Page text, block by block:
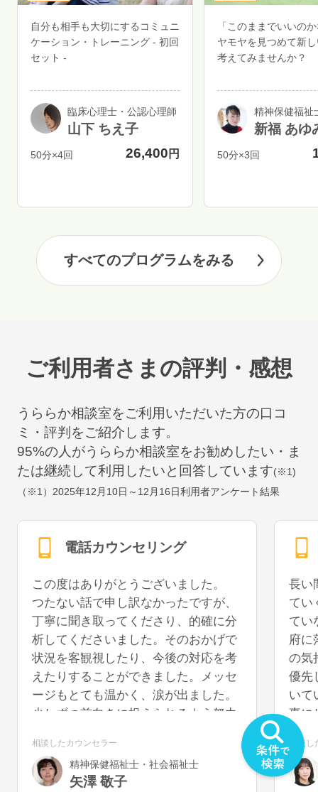
自分も相手も大切にするコミュニ
ケーション・トレーニング - 初回
セット -
臨床心理士・公認心理師
山下 ちえ子
50分×4回 26,400 円
「このままでいいの
ヤモヤを見つめて新
考えてみませんか？
精神保健福祉
新福 あゆ
50分×3回
すべてのプログラムをみる
ご利用者さまの評判・感想
うららか相談室をご利用いただいた方の口コ
ミ・評判をご紹介します。
95%の人がうららか相談室をお勧めしたい・ま
たは継続して利用したいと回答しています(※1)
（※1） 2025年12月10日～12月16日利用者アンケート結果
電話カウンセリング
この度はありがとうございました。
つたない話で申し訳なかったですが、
丁寧に聞き取ってくださり、的確に分
析してくださいました。そのおかげで
状況を客観視したり、今後の対応を考
えたりすることができました。メッセ
ージもとても温かく、涙が出ました。
少しずつ前向きに捉えられるよう努力
あれば、再度お話を聞いていただける
と幸いです。
相談したカウンセラー
精神保健福祉士・社会福祉士
矢澤 敬子
長い
てい
てい
府に
の気
優先
いて
事に
う
を切
気が
う
相談